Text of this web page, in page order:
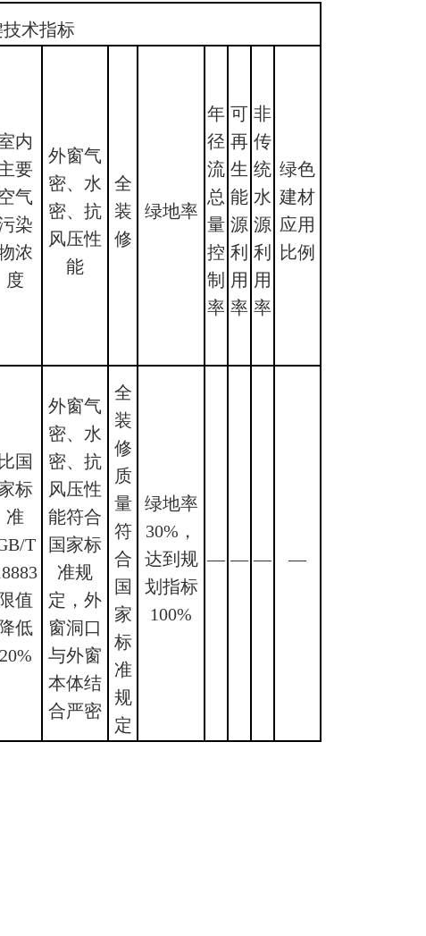
技术指标
内
要
气
染
浓
度
外窗气
密、水
密、抗
风压性
能
全
装
修
绿地率
年
径
流
总
量
控
制
率
可
再
生
能
源
利
用
率
非
传
统
水
源
利
用
率
绿色
建材
应用
比例
比国
标
准
T
限值
降低
20%
外窗气
密、水
密、抗
风压性
能符合
国家标
准规
定，外
窗洞口
与外窗
本体结
合严密
全
装
修
质
量
符
合
国
家
标
准
规
定
绿地率
30%，
达到规
划指标
100%
— — — —